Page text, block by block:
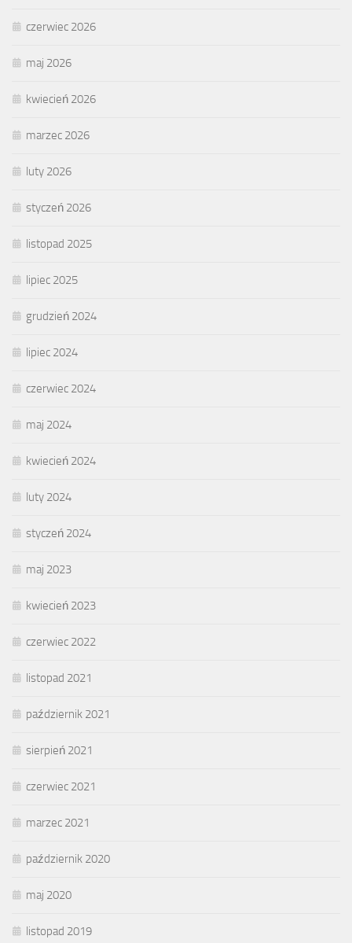
czerwiec 2026
maj 2026
kwiecień 2026
marzec 2026
luty 2026
styczeń 2026
listopad 2025
lipiec 2025
grudzień 2024
lipiec 2024
czerwiec 2024
maj 2024
kwiecień 2024
luty 2024
styczeń 2024
maj 2023
kwiecień 2023
czerwiec 2022
listopad 2021
październik 2021
sierpień 2021
czerwiec 2021
marzec 2021
październik 2020
maj 2020
listopad 2019